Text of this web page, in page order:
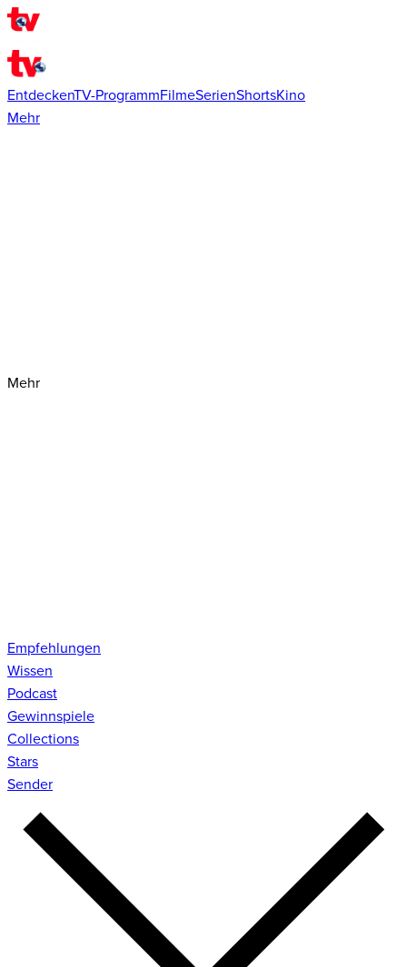
EntdeckenTV-ProgrammFilmeSerienShortsKino
Mehr
Mehr
Empfehlungen
Wissen
Podcast
Gewinnspiele
Collections
Stars
Sender